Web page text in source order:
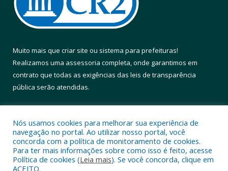
Muito mais que criar site ou sistema para prefeituras!
Realizamos uma assessoria completa, onde garantimos em
contrato que todas as exigências das leis de transparência
pública serão atendidas.
Todos os direitos reservados a Prefeitura Municipal de Altamira.
Nós usamos cookies para melhorar sua experiência de
navegação no portal. Ao utilizar nosso portal, você
concorda com a política de monitoramento de cookies.
Para ter mais informações sobre como isso é feito, acesse
Política de cookies (Leia mais). Se você concorda, clique em
ACEITO.